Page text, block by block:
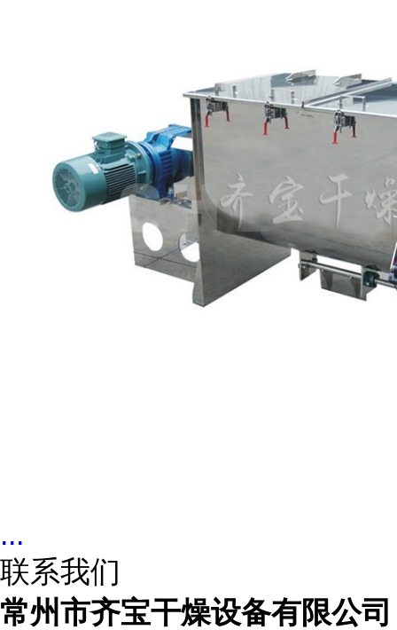
...
联系我们
常州市齐宝干燥设备有限公司